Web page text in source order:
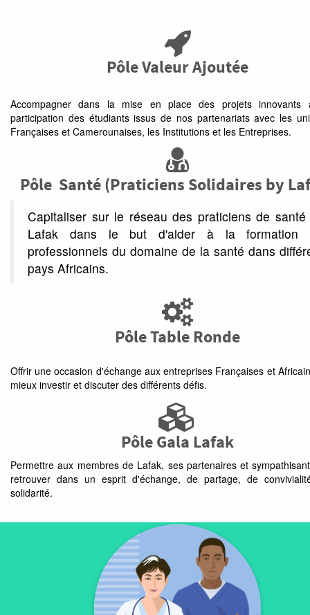
Faciliter la mise en relation entre les Universités
Camerounaises en collaboration avec nos partenaires (Lafak
Pôle JIC
Faciliter l'intégration des étudiants primo-arrivants en
Préfecture de Saint Étienne à travers des activités
d’accompagnements.
Pôle Valeur Ajoutée
Accompagner dans la mise en place des projets innovants
participation des étudiants issus de nos partenariats avec les
Françaises et Camerounaises, les Institutions et les Entreprises.
Pôle Santé (Praticiens Solidaires by
Capitaliser sur le réseau des praticiens de
Lafak dans le but d'aider à la formation
professionnels du domaine de la santé dans
pays Africains.
Pôle Table Ronde
Offrir une occasion d'échange aux entreprises Françaises et
mieux investir et discuter des différents défis.
Pôle Gala Lafak
Permettre aux membres de Lafak, ses partenaires et
retrouver dans un esprit d'échange, de partage, de
solidarité.